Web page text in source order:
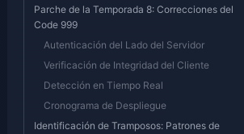
Parche de la Temporada 8: Correcciones del
Code 999
Autenticación del Lado del Servidor
Verificación de Integridad del Cliente
Detección en Tiempo Real
Cronograma de Despliegue
Identificación de Tramposos: Patrones de